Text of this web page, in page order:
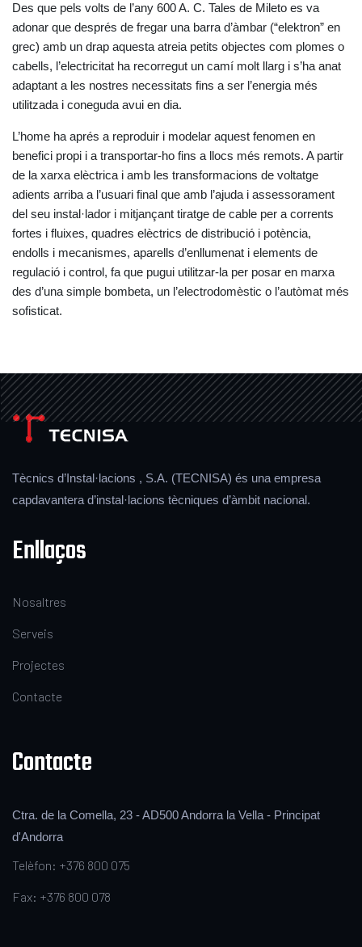
Des que pels volts de l’any 600 A. C. Tales de Mileto es va
adonar que després de fregar una barra d’àmbar (“elektron” en
grec) amb un drap aquesta atreia petits objectes com plomes o
cabells, l’electricitat ha recorregut un camí molt llarg i s’ha anat
adaptant a les nostres necessitats fins a ser l’energia més
utilitzada i coneguda avui en dia.
L’home ha aprés a reproduir i modelar aquest fenomen en
benefici propi i a transportar-ho fins a llocs més remots. A partir
de la xarxa elèctrica i amb les transformacions de voltatge
adients arriba a l’usuari final que amb l’ajuda i assessorament
del seu instal·lador i mitjançant tiratge de cable per a corrents
fortes i fluixes, quadres elèctrics de distribució i potència,
endolls i mecanismes, aparells d’enllumenat i elements de
regulació i control, fa que pugui utilitzar-la per posar en marxa
des d’una simple bombeta, un l’electrodomèstic o l’autòmat més
sofisticat.
Tècnics d’Instal·lacions , S.A. (TECNISA) és una empresa
capdavantera d’instal·lacions tècniques d’àmbit nacional.
Enllaços
Nosaltres
Serveis
Projectes
Contacte
Contacte
Ctra. de la Comella, 23 - AD500 Andorra la Vella - Principat
d'Andorra
Telèfon: +376 800 075
Fax: +376 800 078